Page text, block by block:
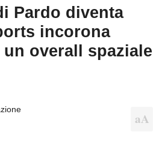
Pardo diventa
incorona
overall spaziale